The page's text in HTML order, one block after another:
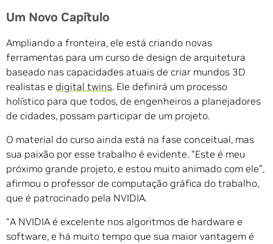
Um Novo Capítulo
Ampliando a fronteira, ele está criando novas
ferramentas para um curso de design de arquitetura
baseado nas capacidades atuais de criar mundos 3D
realistas e digital twins. Ele definirá um processo
holístico para que todos, de engenheiros a planejadores
de cidades, possam participar de um projeto.
O material do curso ainda está na fase conceitual, mas
sua paixão por esse trabalho é evidente. “Este é meu
próximo grande projeto, e estou muito animado com ele”,
afirmou o professor de computação gráfica do trabalho,
que é patrocinado pela NVIDIA.
“A NVIDIA é excelente nos algoritmos de hardware e
software, e há muito tempo que sua maior vantagem é